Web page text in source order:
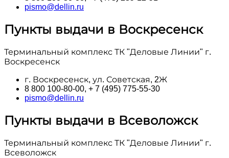
pismo@dellin.ru
Пункты выдачи в Воскресенск
Терминальный комплекс ТК "Деловые Линии" г.
Воскресенск
г. Воскресенск, ул. Советская, 2Ж
8 800 100‑80-00, + 7 (495) 775-55-30
pismo@dellin.ru
Пункты выдачи в Всеволожск
Терминальный комплекс ТК "Деловые Линии" г.
Всеволожск